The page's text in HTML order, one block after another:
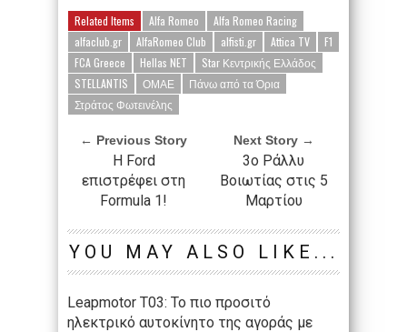
Related Items Alfa Romeo
Alfa Romeo Racing
alfaclub.gr
AlfaRomeo Club alfisti.gr Attica TV
F1
FCA Greece
Hellas NET
Star Κεντρικής Ελλάδος
STELLANTIS
ΟΜΑΕ
Πάνω από τα Όρια
Στράτος Φωτεινέλης
← Previous Story
Η Ford
επιστρέφει στη
Formula 1!
Next Story →
3ο Ράλλυ
Βοιωτίας στις 5
Μαρτίου
YOU MAY ALSO LIKE...
Leapmotor T03: Το πιο προσιτό
ηλεκτρικό αυτοκίνητο της αγοράς με